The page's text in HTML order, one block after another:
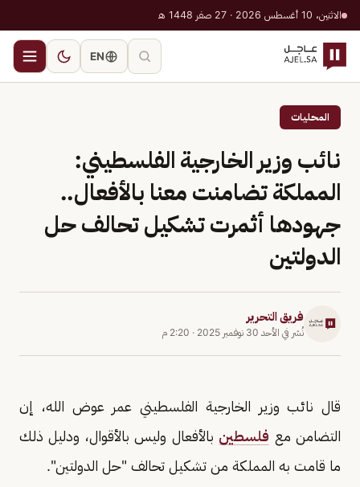
الاثنين، 10 أغسطس 2026 · 27 صفر 1448 هـ
EN
المحليات
نائب وزير الخارجية الفلسطيني:
المملكة تضامنت معنا بالأفعال..
جهودها أثمرت تشكيل تحالف حل
الدولتين
فريق التحرير
نُشر في الأحد 30 نوفمبر 2025 · 2:20 م
قال نائب وزير الخارجية الفلسطيني عمر عوض الله، إن
التضامن مع فلسطين بالأفعال وليس بالأقوال، ودليل ذلك
ما قامت به المملكة من تشكيل تحالف "حل الدولتين".